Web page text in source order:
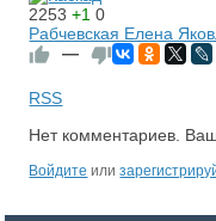
2253+10
Рабчевская Елена
—
RSS
Нет комментариев.
Войдите или